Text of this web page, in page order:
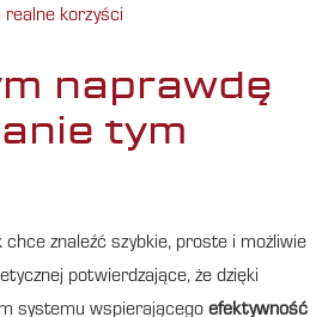
realne korzyści
naprawdę
tym
znaleźć szybkie, proste i możliwie
potwierdzające, że dzięki
systemu wspierającego efektywność